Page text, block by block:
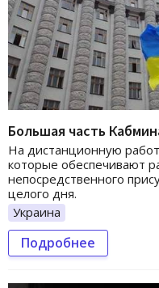
Большая часть
На дистанционную
которые обеспечивают
непосредственного
целого дня.
Украина
Подробнее